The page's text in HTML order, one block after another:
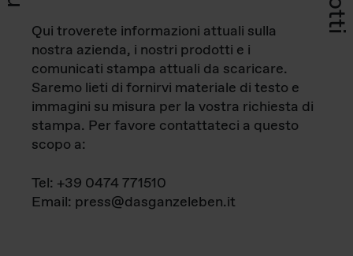
Qui troverete informazioni attuali sulla
nostra azienda, i nostri prodotti e i
comunicati stampa attuali da scaricare.
Saremo lieti di fornirvi materiale di testo e
immagini su misura per la vostra richiesta di
stampa. Per favore contattateci a questo
scopo a:
Tel: +39 0474 771510
Email: press@dasganzeleben.it